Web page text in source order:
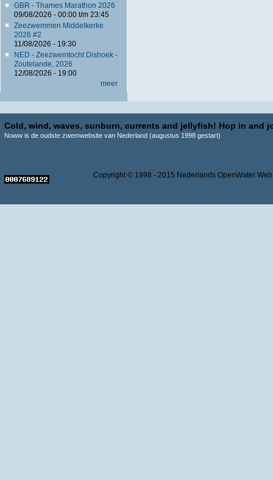
GBR - Thames Marathon 2026
09/08/2026 - 00:00t/m 23:45
Zeezwemmen Middelkerke
2026 #2
11/08/2026 - 19:30
NED - Zeezwemtocht Dishoek -
Zoutelande, 2026
12/08/2026 - 19:00
meer
Cold, wind, waves, sunburn, currents and jellyfish! Hop in and
Noww is de oudste zwemwebsite van Nederland (augustus 1998 gestart)
Copyright © 1998 - 2015 Nederlands OpenWater